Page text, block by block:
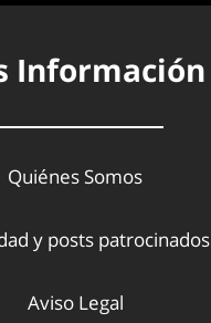
Información
Quiénes Somos
y posts patrocinados
Aviso Legal